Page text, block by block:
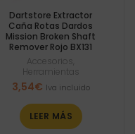
Dartstore Extractor
Caña Rotas Dardos
Mission Broken Shaft
Remover Rojo BX131
Accesorios
Herramientas
3,54€ Iva incluido
LEER MÁS